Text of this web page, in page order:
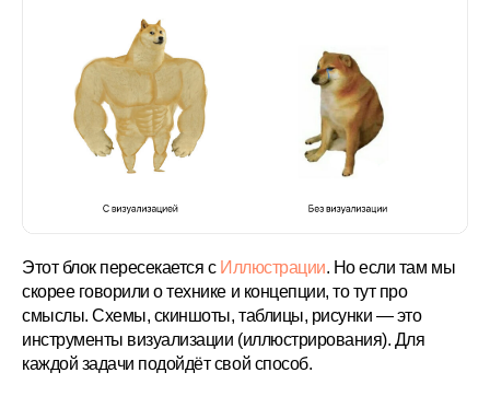
Этот блок пересекается с Иллюстрации. Но если там мы
скорее говорили о технике и концепции, то тут про
смыслы. Схемы, скиншоты, таблицы, рисунки — это
инструменты визуализации (иллюстрирования). Для
каждой задачи подойдёт свой способ.